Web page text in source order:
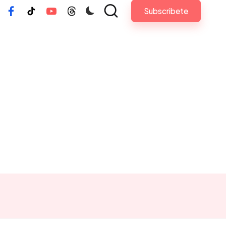
FacebookTiktokYoutubeThreads Subscribete